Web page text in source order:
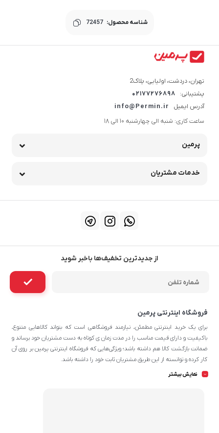
شناسه محصول: 72457
تهران، دردشت، اولیایی، پلاک2
پشتیبانی:
02177276898
آدرس ایمیل
info@Permin.ir
ساعت کاری: شنبه الی چهارشنبه 10 الی 18
پرمین
خدمات مشتریان
از جدیدترین تخفیف‌ها باخبر شوید
فروشگاه اینترنتی پرمین
برای یک خرید اینترنتی مطمئن، نیازمند فروشگاهی است که بتواند کالاهایی متنوع،
باکیفیت و دارای قیمت مناسب را در مدت زمان ی کوتاه به دست مشتریان خود برساند و
ضمانت بازگشت کالا هم داشته باشد؛ ویژگی‌هایی که فروشگاه اینترنتی پرمین بر روی آن‌
کار کرده و توانسته از این طریق مشتریان ثابت خود را داشته باشد.
چه محصولاتی در پرمین قابل سفارش
نمایش بیشتر